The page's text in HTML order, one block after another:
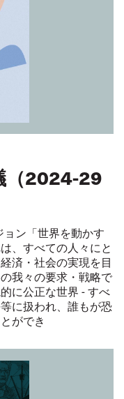
（2024-29
ン「世界を動かす
、すべての人々にと
済・社会の実現を目
我々の要求・戦略で
に公正な世界 - すべ
に扱われ、誰もが恐
ができ